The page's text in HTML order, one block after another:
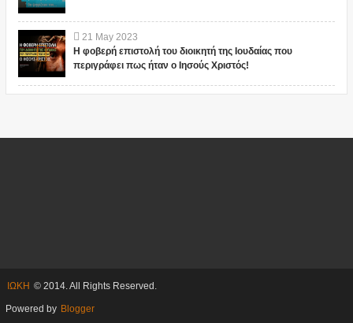
21 May 2023
Η φοβερή επιστολή του διοικητή της Ιουδαίας που
περιγράφει πως ήταν ο Ιησούς Χριστός!
ΙΩΚΗ © 2014. All Rights Reserved.
Powered by Blogger